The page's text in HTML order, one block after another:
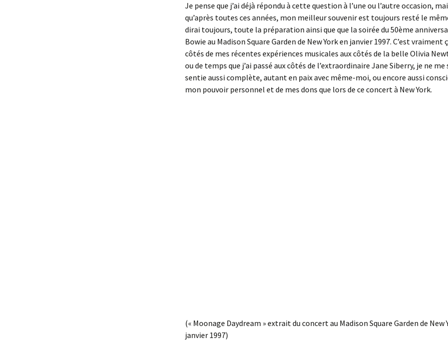
Je pense que j’ai déjà répondu à cette question à l’une ou l’autre occasion,
qu’après toutes ces années, mon meilleur souvenir est toujours resté le
dirai toujours, toute la préparation ainsi que que la soirée du 50ème
Bowie au Madison Square Garden de New York en janvier 1997. C’est vraiment
côtés de mes récentes expériences musicales aux côtés de la belle Olivia
ou de temps que j’ai passé aux côtés de l’extraordinaire Jane Siberry, je ne me
sentie aussi complète, autant en paix avec même-moi, ou encore aussi
mon pouvoir personnel et de mes dons que lors de ce concert à New York.
(« Moonage Daydream » extrait du concert au Madison Square Garden de New
janvier 1997)